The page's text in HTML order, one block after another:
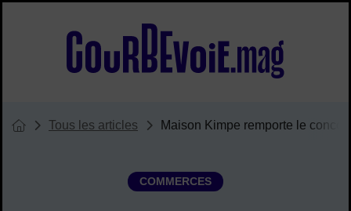
Accueil ville de Courbevoie
Vous êtes ici :
Page d'accueil du site
Tous les articles Maison Kimpe remporte le
COMMERCES